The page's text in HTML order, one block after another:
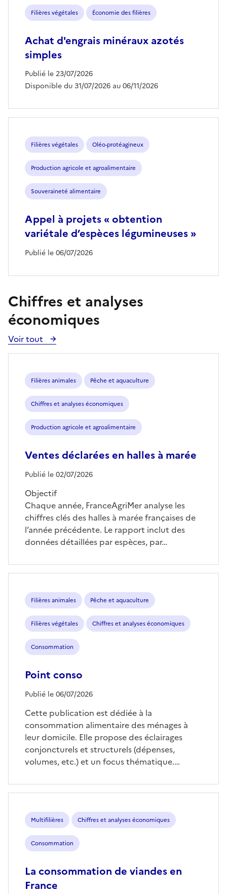
Filières végétales Économie des filières
Achat d'engrais minéraux azotés
simples
Publié le 23/07/2026
Disponible du 31/07/2026 au 06/11/2026
Filières végétales Oléo-protéagineux
Production agricole et agroalimentaire
Souveraineté alimentaire
Appel à projets « obtention
variétale d’espèces légumineuses »
Publié le 06/07/2026
Chiffres et analyses
économiques
Voir tout
Voir
toutes
publications
Filières animales Pêche et aquaculture
Chiffres et analyses économiques
Production agricole et agroalimentaire
Ventes déclarées en halles à marée
Publié le 02/07/2026
Objectif
Chaque année, FranceAgriMer analyse les
chiffres clés des halles à marée françaises de
l’année précédente. Le rapport inclut des
données détaillées par espèces, par…
Filières animales Pêche et aquaculture
Filières végétales Chiffres et analyses économiques
Consommation
Point conso
Publié le 06/07/2026
Cette publication est dédiée à la
consommation alimentaire des ménages à
leur domicile. Elle propose des éclairages
conjoncturels et structurels (dépenses,
volumes, etc.) et un focus thématique.…
Multifilières Chiffres et analyses économiques
Consommation
La consommation de viandes en
France